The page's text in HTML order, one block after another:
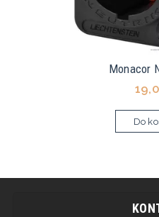
Monacor
Do